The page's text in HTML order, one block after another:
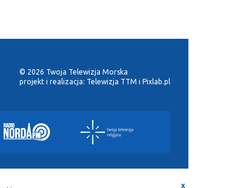
© 2026 Twoja Telewizja Morska
projekt i realizacja: Telewizja TTM i Pixlab.pl
x